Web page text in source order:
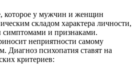
которое у мужчин и женщин
складом характера личности,
симптомами и признаками.
неприятности самому
психопатия ставят на
критериев: